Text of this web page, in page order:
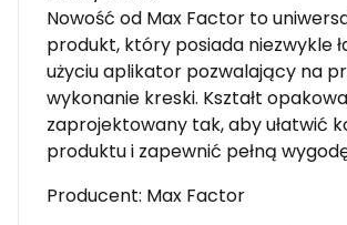
Nowość od Max Factor to
produkt, który posiada niezwykle
użyciu aplikator pozwalający na
wykonanie kreski. Kształt
zaprojektowany tak, aby ułatwić
produktu i zapewnić pełną
Producent: Max Factor